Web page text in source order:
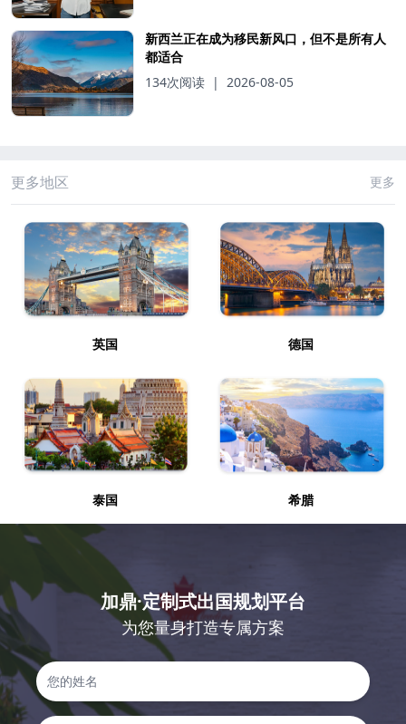
新西兰正在成为移民新风口，但不是所有人
都适合
134次阅读 | 2026-08-05
更多地区 更多
英国 德国
泰国 希腊
加鼎·定制式出国规划平台
为您量身打造专属方案